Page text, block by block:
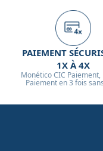
PAIEMENT
1X À 4X
Monético CIC Paiement,
Paiement en 3 fois